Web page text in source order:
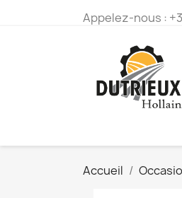
Appelez-nous :
Accueil